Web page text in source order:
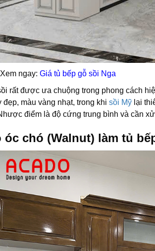
ngay: Giá tủ bếp gỗ sồi Nga
rất được ưa chuộng trong phong cách
đẹp, màu vàng nhạt, trong khi sồi Mỹ lại
điểm là độ cứng trung bình và cần
óc chó (Walnut) làm tủ